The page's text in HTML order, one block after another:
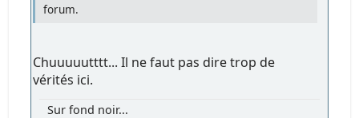
forum.
Chuuuuutttt... Il ne faut pas dire trop de
vérités ici.
Sur fond noir...